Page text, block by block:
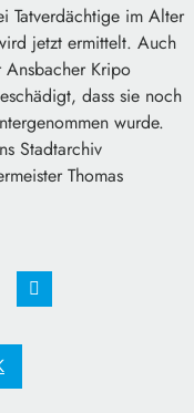
Tatverdächtige im Alter
jetzt ermittelt. Auch
Ansbacher Kripo
dass sie noch
wurde.
Stadtarchiv
Thomas